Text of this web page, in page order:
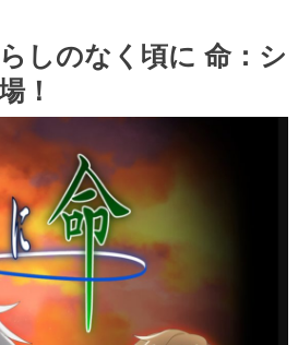
しのなく頃に 命：シ
！